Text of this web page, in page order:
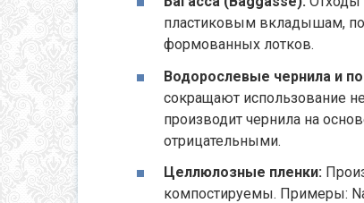
пластиковым вкладышам,
формованных лотков.
Водорослевые чернила и
сокращают использование
производит чернила на
отрицательными.
Целлюлозные пленки:
компостируемы. Примеры: